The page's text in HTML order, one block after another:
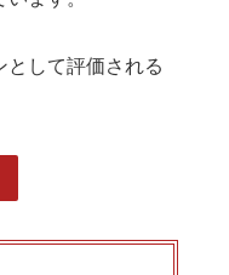
して評価される